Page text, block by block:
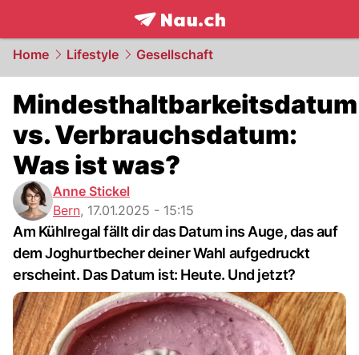
frontpage.NAU.ch
Home Lifestyle Gesellschaft
Mindesthaltbarkeitsdatum
vs. Verbrauchsdatum:
Was ist was?
Anne Stickel
Bern, 17.01.2025 - 15:15
Am Kühlregal fällt dir das Datum ins Auge, das auf
dem Joghurtbecher deiner Wahl aufgedruckt
erscheint. Das Datum ist: Heute. Und jetzt?